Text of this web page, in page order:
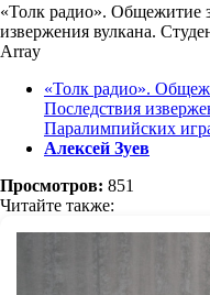
«Толк радио». Общежитие
извержения вулкана.
Array
«Толк радио».
Последствия
Паралимпийских
Алексей Зуев
Просмотров: 851
Читайте также: